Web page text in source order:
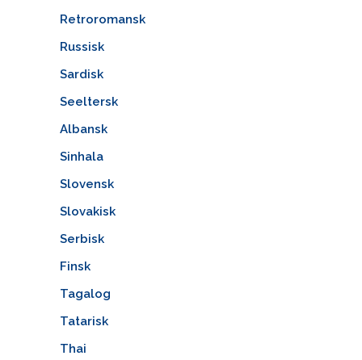
Retroromansk
Russisk
Sardisk
Seeltersk
Albansk
Sinhala
Slovensk
Slovakisk
Serbisk
Finsk
Tagalog
Tatarisk
Thai